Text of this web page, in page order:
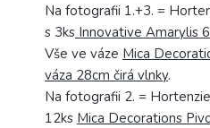
Na fotografii 1.+3. =
s 3ks Innovative Amarylis
Vše ve váze Mica
váza 28cm čirá vlnky.
Na fotografii 2. =
12ks Mica Decorations